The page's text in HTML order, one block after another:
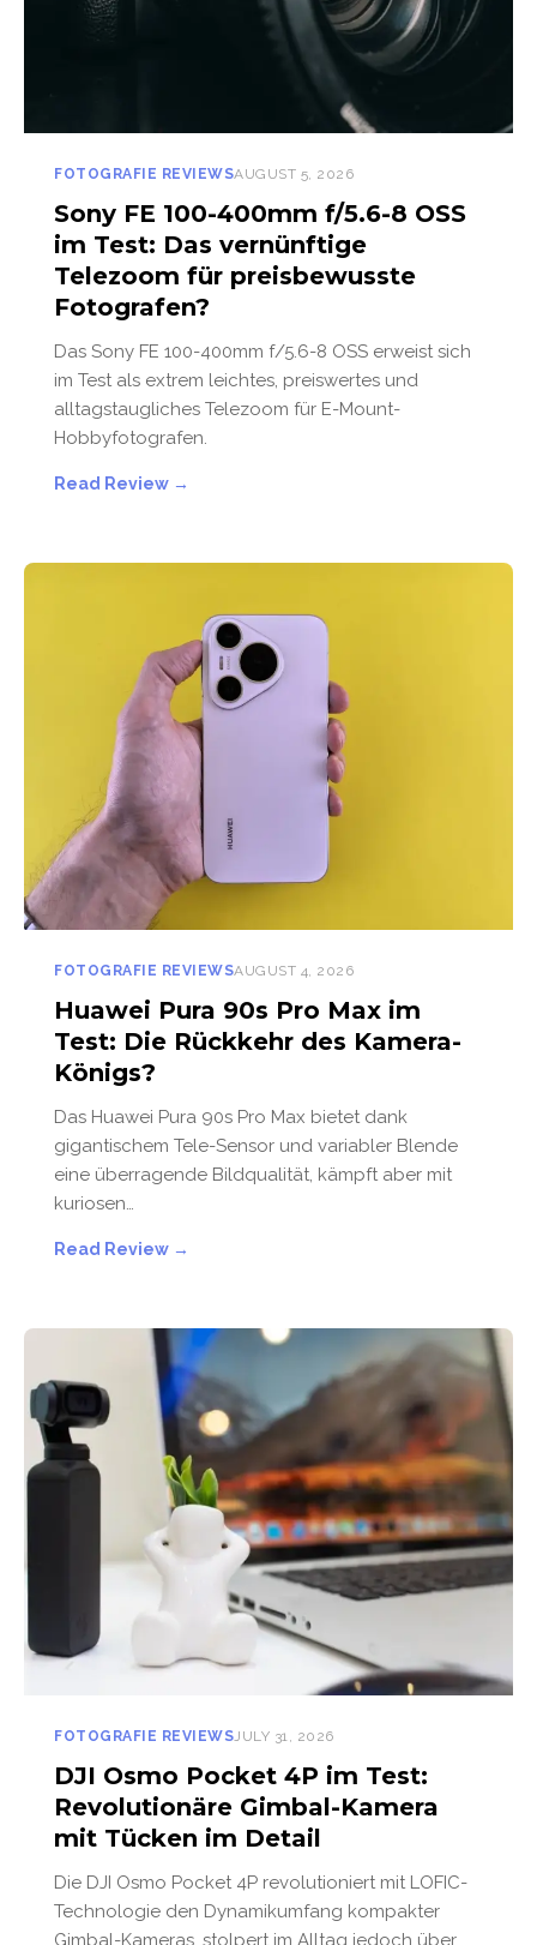
FOTOGRAFIE REVIEWSAUGUST 5, 2026
Sony FE 100-400mm f/5.6-8 OSS
im Test: Das vernünftige
Telezoom für preisbewusste
Fotografen?
Das Sony FE 100-400mm f/5.6-8 OSS erweist sich
im Test als extrem leichtes, preiswertes und
alltagstaugliches Telezoom für E-Mount-
Hobbyfotografen.
Read Review →
FOTOGRAFIE REVIEWSAUGUST 4, 2026
Huawei Pura 90s Pro Max im
Test: Die Rückkehr des Kamera-
Königs?
Das Huawei Pura 90s Pro Max bietet dank
gigantischem Tele-Sensor und variabler Blende
eine überragende Bildqualität, kämpft aber mit
kuriosen…
Read Review →
FOTOGRAFIE REVIEWSJULY 31, 2026
DJI Osmo Pocket 4P im Test:
Revolutionäre Gimbal-Kamera
mit Tücken im Detail
Die DJI Osmo Pocket 4P revolutioniert mit LOFIC-
Technologie den Dynamikumfang kompakter
Gimbal-Kameras, stolpert im Alltag jedoch über